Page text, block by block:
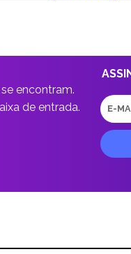
encontram.
de entrada.
E-
mail